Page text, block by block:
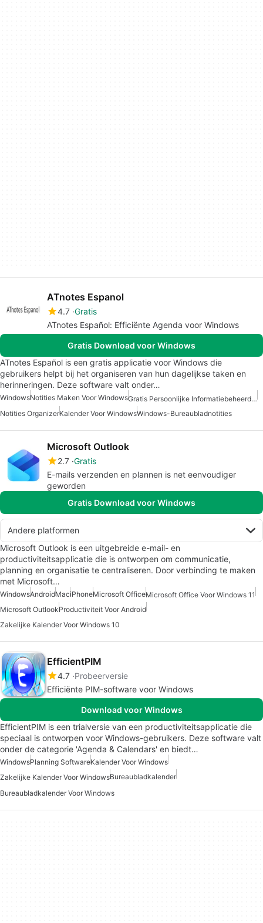
ATnotes Espanol
4.7 Gratis
ATnotes Español: Efficiënte Agenda voor Windows
Gratis Download voor Windows
ATnotes Español is een gratis applicatie voor Windows die
gebruikers helpt bij het organiseren van hun dagelijkse taken en
herinneringen. Deze software valt onder…
WindowsNotities Maken Voor Windows
Gratis Persoonlijke Informatiebeheerder Voor Windows
Notities OrganizerKalender Voor WindowsWindows-Bureaubladnotities
Microsoft Outlook
2.7 Gratis
E-mails verzenden en plannen is net eenvoudiger
geworden
Gratis Download voor Windows
Andere platformen
Microsoft Outlook is een uitgebreide e-mail- en
productiviteitsapplicatie die is ontworpen om communicatie,
planning en organisatie te centraliseren. Door verbinding te maken
met Microsoft…
WindowsAndroidMaciPhoneMicrosoft OfficeMicrosoft Office Voor Windows 11
Microsoft OutlookProductiviteit Voor Android
Zakelijke Kalender Voor Windows 10
EfficientPIM
4.7 Probeerversie
Efficiënte PIM-software voor Windows
Download voor Windows
EfficientPIM is een trialversie van een productiviteitsapplicatie die
speciaal is ontworpen voor Windows-gebruikers. Deze software valt
onder de categorie 'Agenda & Calendars' en biedt…
WindowsPlanning SoftwareKalender Voor Windows
Zakelijke Kalender Voor WindowsBureaubladkalender
Bureaubladkalender Voor Windows